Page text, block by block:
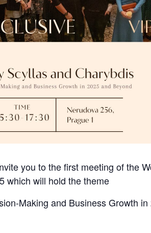
you to the first meeting of the
which will hold the theme
Making and Business Growth